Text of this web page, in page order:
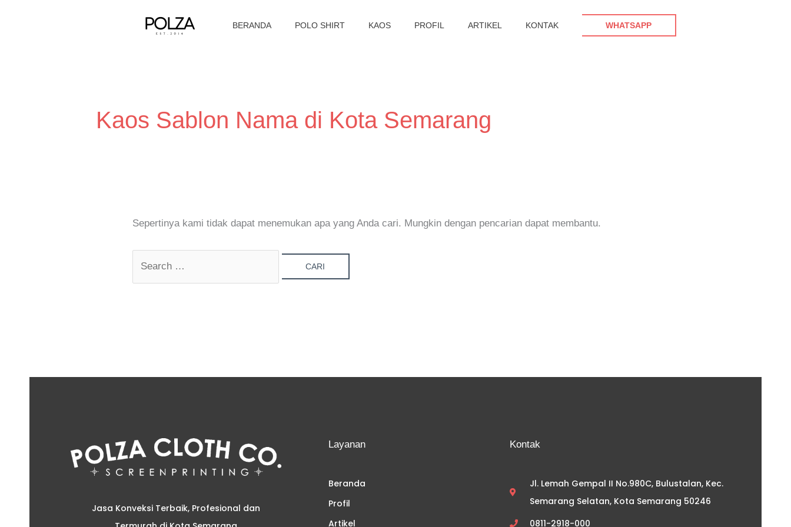
BERANDA POLO SHIRT KAOS PROFIL ARTIKEL KONTAK WHATSAPP
Kaos Sablon Nama di Kota Semarang
Sepertinya kami tidak dapat menemukan apa yang Anda cari. Mungkin dengan pencarian dapat membantu.
Jasa Konveksi Terbaik, Profesional dan
Layanan
Beranda
Profil
Artikel
Kontak
Jl. Lemah Gempal II No.980C, Bulustalan, Kec.
Semarang Selatan, Kota Semarang 50246
0811-2918-000